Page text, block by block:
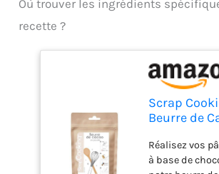
Où trouver les ingrédients
recette ?
Scrap
Beurre de
Réalisez vos
à base de